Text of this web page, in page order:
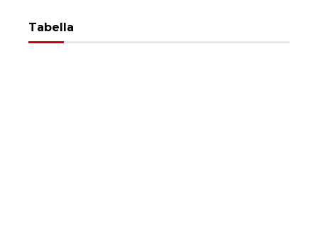
Tabella